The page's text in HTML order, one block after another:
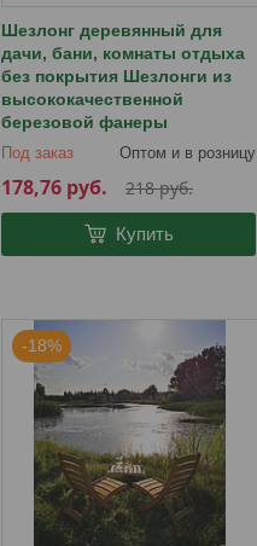
Шезлонг деревянный для
дачи, бани, комнаты отдыха
без покрытия Шезлонги из
высококачественной
березовой фанеры
Под заказ Оптом и в розницу
218руб.
178,76 руб.
Купить
-18%